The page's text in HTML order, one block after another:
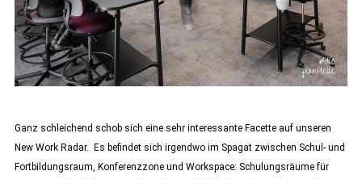
Ganz schleichend schob sich eine sehr interessante Facette auf unseren
New Work Radar. Es befindet sich irgendwo im Spagat zwischen Schul- und
Fortbildungsraum, Konferenzzone und Workspace: Schulungsräume für